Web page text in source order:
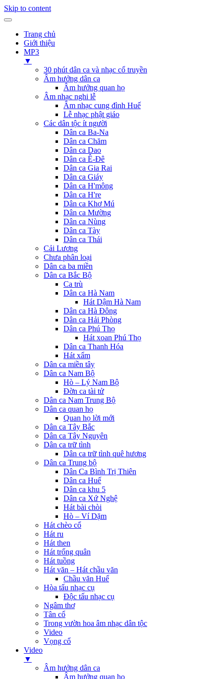
Skip to content
Trang chủ
Giới thiệu
MP3
▼
30 phút dân ca và nhạc cổ truyền
Âm hưởng dân ca
Âm hưởng quan họ
Âm nhạc nghi lễ
Âm nhạc cung đình Huế
Lễ nhạc phật giáo
Các dân tộc ít người
Dân ca Ba-Na
Dân ca Chăm
Dân ca Dao
Dân ca Ê-Đê
Dân ca Gia Rai
Dân ca Giáy
Dân ca H'mông
Dân ca H're
Dân ca Khơ Mú
Dân ca Mường
Dân ca Nùng
Dân ca Tày
Dân ca Thái
Cải Lương
Chưa phân loại
Dân ca ba miền
Dân ca Bắc Bộ
Ca trù
Dân ca Hà Nam
Hát Dậm Hà Nam
Dân ca Hà Đông
Dân ca Hải Phòng
Dân ca Phú Thọ
Hát xoan Phú Thọ
Dân ca Thanh Hóa
Hát xẩm
Dân ca miền tây
Dân ca Nam Bộ
Hò – Lý Nam Bộ
Đờn ca tài tử
Dân ca Nam Trung Bộ
Dân ca quan họ
Quan họ lời mới
Dân ca Tây Bắc
Dân ca Tây Nguyên
Dân ca trữ tình
Dân ca trữ tình quê hương
Dân ca Trung bộ
Dân Ca Bình Trị Thiên
Dân ca Huế
Dân ca khu 5
Dân ca Xứ Nghệ
Hát bài chòi
Hò – Ví Dặm
Hát chèo cổ
Hát ru
Hát then
Hát trống quân
Hát tuồng
Hát văn – Hát chầu văn
Chầu văn Huế
Hòa tấu nhạc cụ
Độc tấu nhạc cụ
Ngâm thơ
Tân cổ
Trong vườn hoa âm nhạc dân tộc
Video
Vọng cổ
Video
▼
Âm hưởng dân ca
Âm hưởng quan họ